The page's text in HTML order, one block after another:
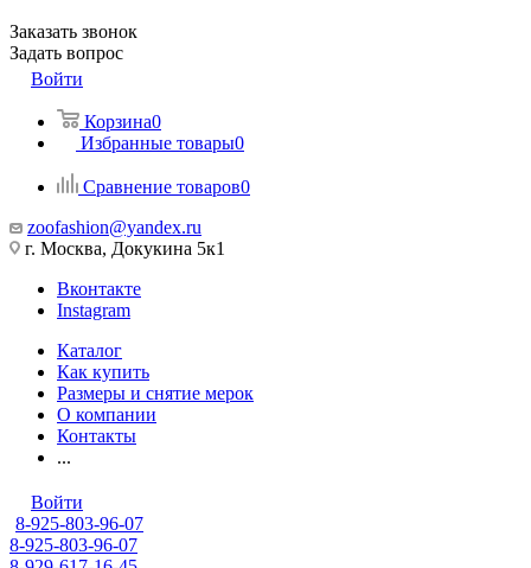
Заказать звонок
Задать вопрос
Войти
Корзина0
Избранные товары0
Сравнение товаров0
zoofashion@yandex.ru
г. Москва, Докукина 5к1
Вконтакте
Instagram
Каталог
Как купить
Размеры и снятие мерок
О компании
Контакты
...
Войти
8-925-803-96-07
8-925-803-96-07